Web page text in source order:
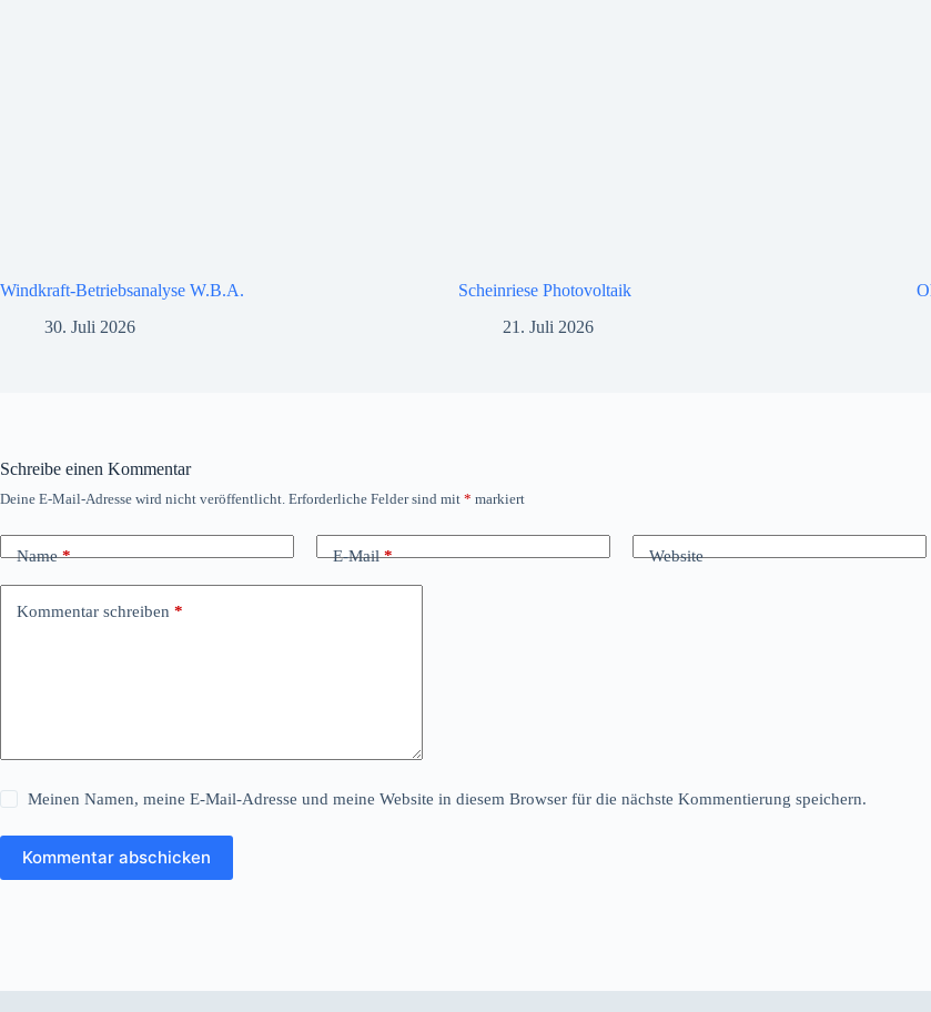
Windkraft-Betriebsanalyse W.B.A.
30. Juli 2026
Scheinriese Photovoltaik
21. Juli 2026
Schreibe einen Kommentar
Deine E-Mail-Adresse wird nicht veröffentlicht. Erforderliche Felder sind mit * markiert
Name* E-Mail* Website
Kommentar schreiben *
Meinen Namen, meine E-Mail-Adresse und meine Website in diesem Browser für die nächste Kommentierung speichern.
Kommentar abschicken